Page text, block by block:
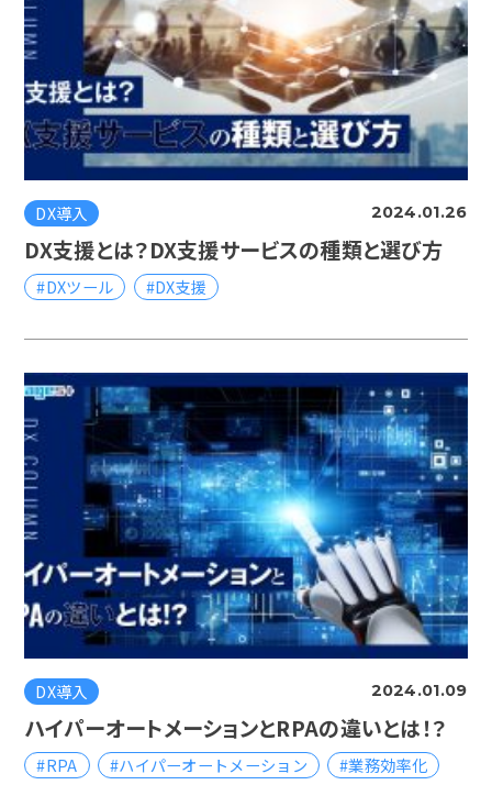
DX導入 2024.01.26
DX支援とは？DX支援サービスの種類と選び方
#DXツール #DX支援
DX導入 2024.01.09
ハイパーオートメーションとRPAの違いとは！？
#RPA #ハイパーオートメーション #業務効率化